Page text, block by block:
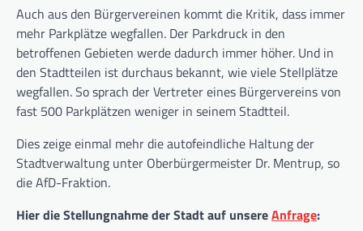
Auch aus den Bürgervereinen kommt die Kritik, dass immer
mehr Parkplätze wegfallen. Der Parkdruck in den
betroffenen Gebieten werde dadurch immer höher. Und in
den Stadtteilen ist durchaus bekannt, wie viele Stellplätze
wegfallen. So sprach der Vertreter eines Bürgervereins von
fast 500 Parkplätzen weniger in seinem Stadtteil.
Dies zeige einmal mehr die autofeindliche Haltung der
Stadtverwaltung unter Oberbürgermeister Dr. Mentrup, so
die AfD-Fraktion.
Hier die Stellungnahme der Stadt auf unsereAnfrage: